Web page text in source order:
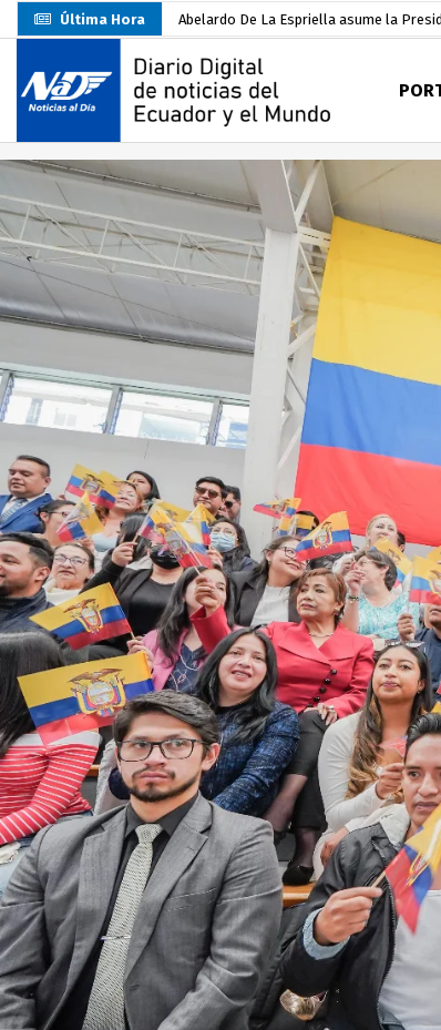
Última Hora Abelardo De La Espriella asume la
Sin objeciones la candidatura de Carlos
Más de 3.800 escuelas estarían en
Nuevo Santa Rosa Sporting Club inicia
UTMACH fortalece la formación
Unidad Popular confirma acuerdo
Delegación de El Oro fiscaliza
Gobierno Estudiantil Ugartino 2026-
Darwin Pereira oficializa su candidatura